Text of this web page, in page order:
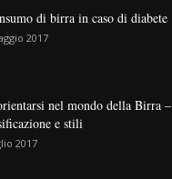
di birra in caso di diabete
2017
nel mondo della Birra –
e stili
2017